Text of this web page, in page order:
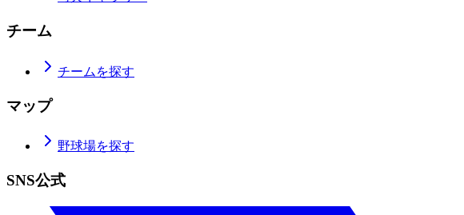
チーム
チームを探す
マップ
野球場を探す
SNS公式